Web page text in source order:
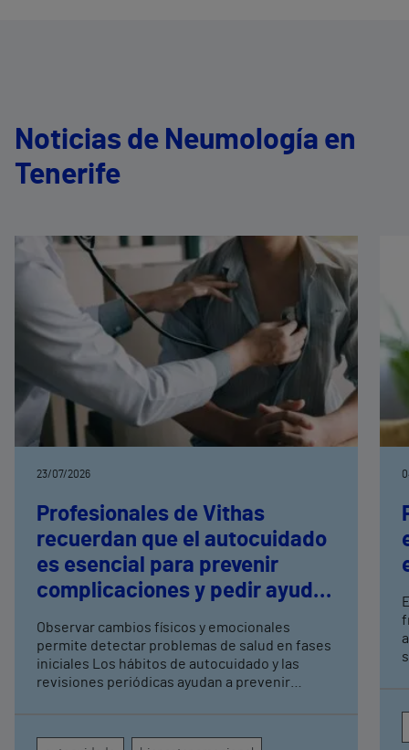
Noticias de Neumología en
Tenerife
23/07/2026
Profesionales de Vithas
recuerdan que el autocuidado
es esencial para prevenir
complicaciones y pedir ayuda
a tiempo
Observar cambios físicos y emocionales
permite detectar problemas de salud en fases
iniciales Los hábitos de autocuidado y las
revisiones periódicas ayudan a prevenir